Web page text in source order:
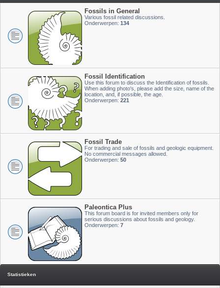
Fossils in General
Various fossil related discussions.
Onderwerpen: 134
Fossil Identification
Use this forum to discuss the Identification of fossils.
When adding photo's, please add the size, name of the
location, and, if possible, the age.
Onderwerpen: 221
Fossil Trade
For trading and sale of fossils and geologic equipment.
No commercial messages allowed.
Onderwerpen: 50
Paleontica Plus
This forum board is for invited members only for
serious discussions about fossils and geology.
Onderwerpen: 7
Statistieken